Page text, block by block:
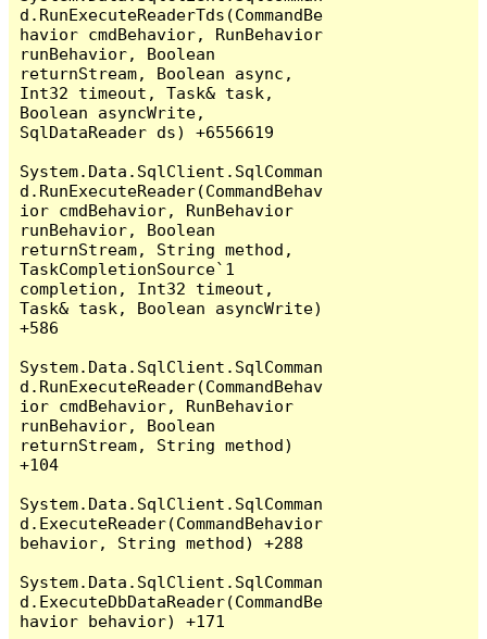
d.RunExecuteReaderTds(CommandBe
havior cmdBehavior, RunBehavior
runBehavior, Boolean
returnStream, Boolean async,
Int32 timeout, Task& task,
Boolean asyncWrite,
SqlDataReader ds) +6556619
System.Data.SqlClient.SqlComman
d.RunExecuteReader(CommandBehav
ior cmdBehavior, RunBehavior
runBehavior, Boolean
returnStream, String method,
TaskCompletionSource`1
completion, Int32 timeout,
Task& task, Boolean asyncWrite)
+586
System.Data.SqlClient.SqlComman
d.RunExecuteReader(CommandBehav
ior cmdBehavior, RunBehavior
runBehavior, Boolean
returnStream, String method)
+104
System.Data.SqlClient.SqlComman
d.ExecuteReader(CommandBehavior
behavior, String method) +288
System.Data.SqlClient.SqlComman
d.ExecuteDbDataReader(CommandBe
havior behavior) +171